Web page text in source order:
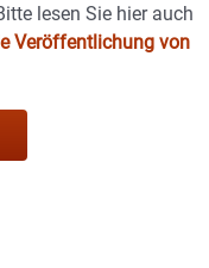
lesen Sie hier auch
Veröffentlichung von